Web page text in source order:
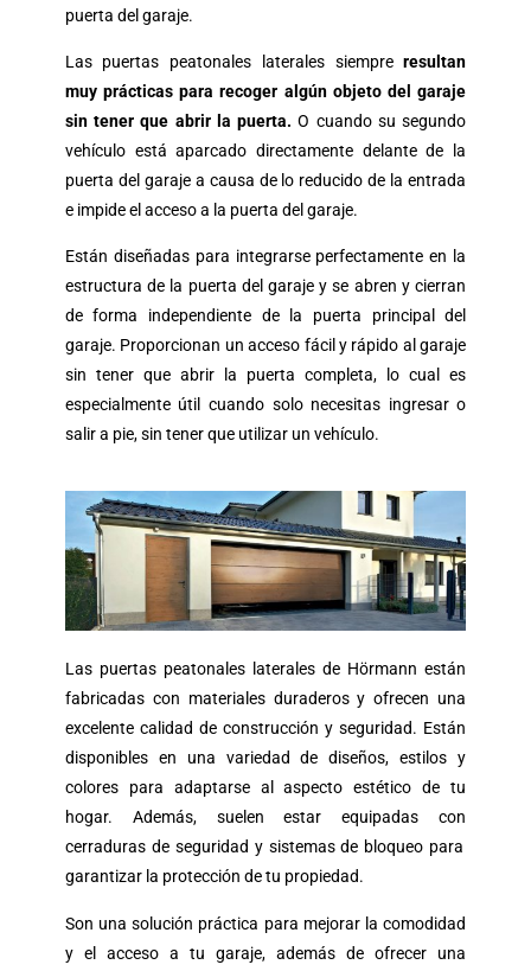
puerta del garaje.
Las puertas peatonales laterales siempreresultan
muy prácticas para recoger algún objeto del garaje
sin tener que abrir la puerta. O cuando su segundo
vehículo está aparcado directamente delante de la
puerta del garaje a causa de lo reducido de la entrada
e impide el acceso a la puerta del garaje.
Están diseñadas para integrarse perfectamente en la
estructura de la puerta del garaje yse abren y cierran
de forma independiente de la puerta principal del
garaje. Proporcionan un acceso fácil y rápido al garaje
sin tener que abrir la puerta completa, lo cual es
especialmente útil cuando solo necesitas ingresar o
salir a pie, sin tener que utilizar un vehículo.
Las puertas peatonales laterales de Hörmann están
fabricadas con materiales duraderos y ofrecen una
excelente calidad de construcción y seguridad. Están
disponibles en una variedad de diseños, estilos y
colores para adaptarse al aspecto estético de tu
hogar. Además, suelen estar equipadas con
cerraduras de seguridad y sistemas de bloqueo para
garantizar la protección de tu propiedad.
Son una solución práctica para mejorar la comodidad
y el acceso a tu garaje, además de ofrecer una